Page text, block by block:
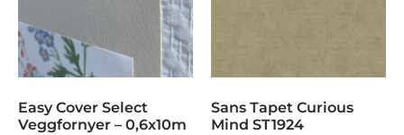
Easy Cover Select
Veggfornyer – 0,6x10m
Sans Tapet Curious
Mind ST1924